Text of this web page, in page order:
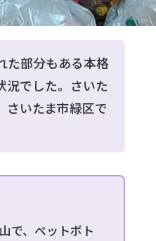
た部分もある本格
況でした。さいた
さいたま市緑区で
で、ペットボト